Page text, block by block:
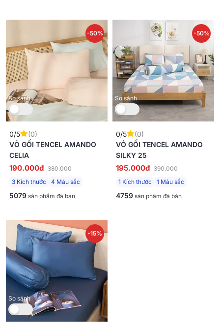
So sánh
-50%
0/5
(0)
VỎ GỐI TENCEL AMANDO
CELIA
190.000đ 380.000
3 Kích thước
4 Màu sắc
5079 sản phẩm đã bán
So sánh
-50%
0/5
(0)
VỎ GỐI TENCEL AMANDO
SILKY 25
195.000đ 390.000
1 Kích thước
1 Màu sắc
4759 sản phẩm đã bán
So sánh
-15%